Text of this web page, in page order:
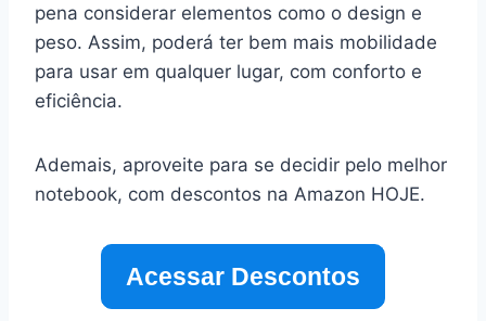
pena considerar elementos como o design e
peso. Assim, poderá ter bem mais mobilidade
para usar em qualquer lugar, com conforto e
eficiência.
Ademais, aproveite para se decidir pelo melhor
notebook, com descontos na Amazon HOJE.
Acessar Descontos